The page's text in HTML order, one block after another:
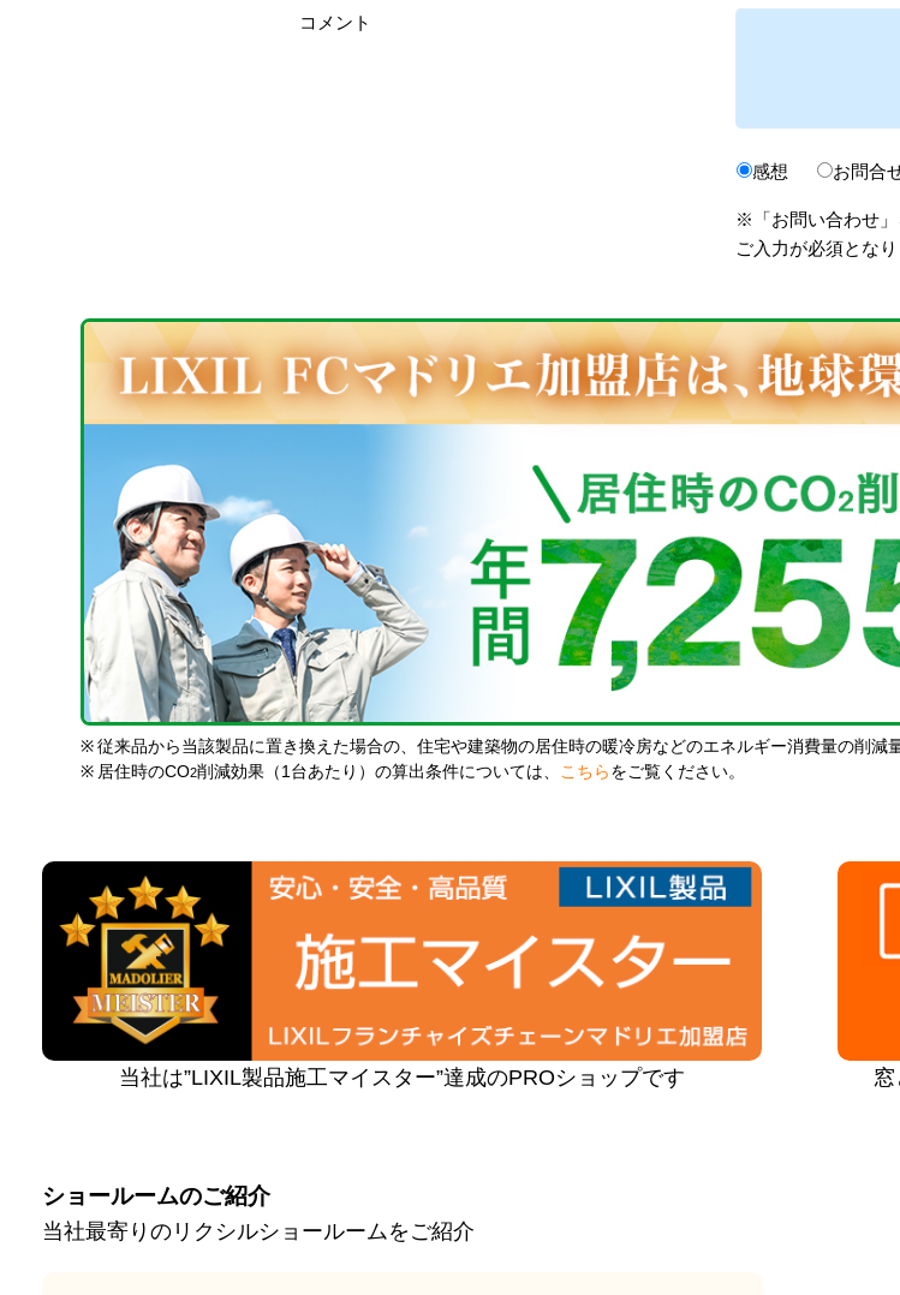
コメント
感想 お問合
※「お問い合わせ
ご入力が必須とな
※ 従来品から当該製品に置き換えた場合の、住宅や建築物の居住時の暖冷房などのエネルギー消費量の削減
※ 居住時のCO2削減効果（1台あたり）の算出条件については、 こちら をご覧ください。
当社は”LIXIL製品施工マイスター”達成のPROショップです
ショールームのご紹介
当社最寄りのリクシルショールームをご紹介